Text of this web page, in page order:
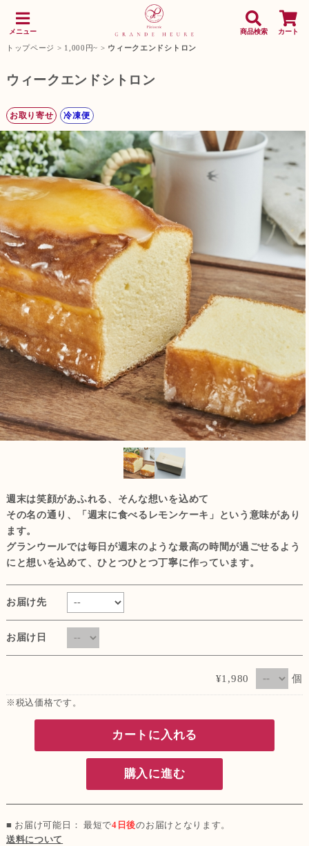
メニュー 商品検索 カート
トップページ > 1,000円~ > ウィークエンドシトロン
ウィークエンドシトロン
お取り寄せ 冷凍便
週末は笑顔があふれる、そんな想いを込めて
その名の通り、「週末に食べるレモンケーキ」という意味があり
ます。
グランウールでは毎日が週末のような最高の時間が過ごせるよう
にと想いを込めて、ひとつひとつ丁寧に作っています。
お届け先
お届け日
¥1,980 個
※税込価格です。
カートに入れる
購入に進む
■ お届け可能日： 最短で4日後のお届けとなります。
送料について